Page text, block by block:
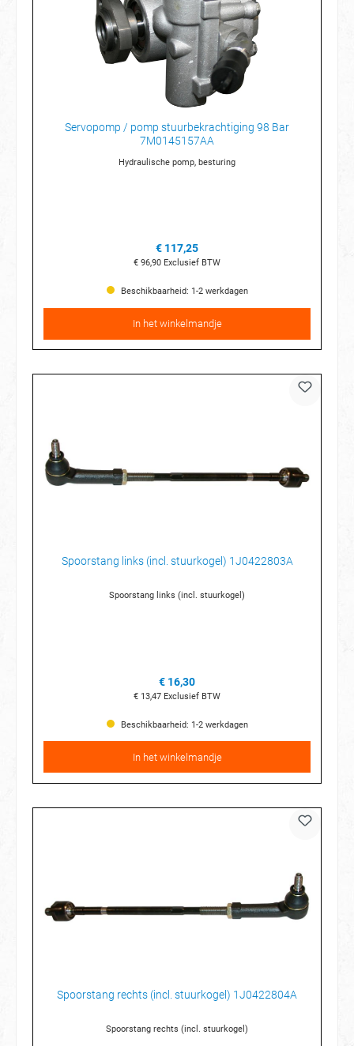
Servopomp / pomp stuurbekrachtiging 98 Bar
7M0145157AA
Hydraulische pomp, besturing
€ 117,25
€ 96,90 Exclusief BTW
Beschikbaarheid: 1-2 werkdagen
In het winkelmandje
Spoorstang links (incl. stuurkogel) 1J0422803A
Spoorstang links (incl. stuurkogel)
€ 16,30
€ 13,47 Exclusief BTW
Beschikbaarheid: 1-2 werkdagen
In het winkelmandje
Spoorstang rechts (incl. stuurkogel) 1J0422804A
Spoorstang rechts (incl. stuurkogel)